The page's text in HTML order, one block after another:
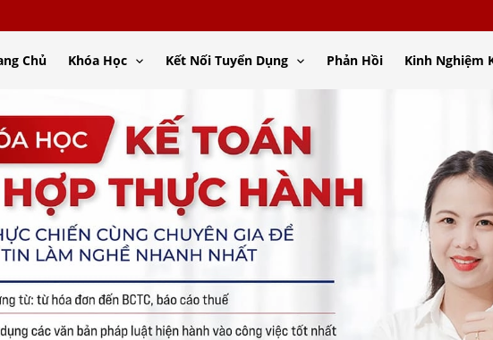
Chủ Khóa Học Kết Nối Tuyển Dụng Phản Hồi Kinh Nghiệm